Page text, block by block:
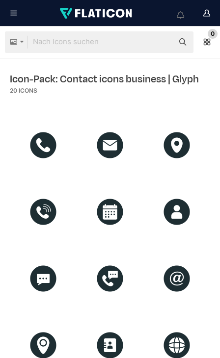
0
Icon-Pack: Contact icons business| Glyph
20 ICONS